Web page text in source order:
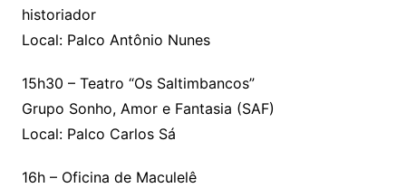
historiador
Local: Palco Antônio Nunes
15h30 – Teatro “Os Saltimbancos”
Grupo Sonho, Amor e Fantasia (SAF)
Local: Palco Carlos Sá
16h – Oficina de Maculelê